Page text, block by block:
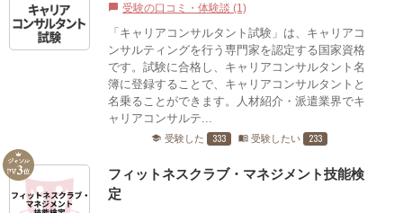
chat_bubble 受験の口コミ・体験談 (1)
「キャリアコンサルタント試験」は、キャリアコ
ンサルティングを行う専門家を認定する国家資格
です。試験に合格し、キャリアコンサルタント名
簿に登録することで、キャリアコンサルタントと
名乗ることができます。人材紹介・派遣業界でキ
ャリアコンサルテ...
school 受験した 333 menu_book 受験したい 233
フィットネスクラブ・マネジメント技能検
定